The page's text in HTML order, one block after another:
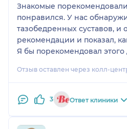
Знакомые
понравился. У нас
тазобедренных суставов, и
рекомендации и показал,
Я бы порекомендовал этого
Отзыв оставлен через колл-
3 Ответ клиники